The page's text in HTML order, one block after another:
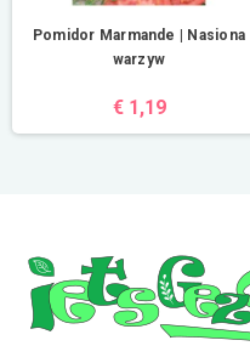
Pomidor Marmande | Nasiona
warzyw
€ 1,19